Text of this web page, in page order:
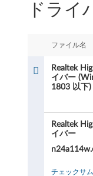
tドライ
ファイル名
Realtek
イバー
1803 以下
Realtek
イバー
チェックサ